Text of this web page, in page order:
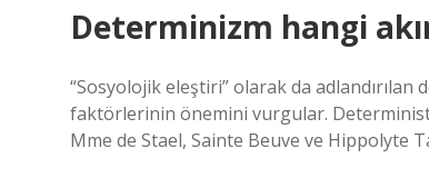
Determinizm hangi
“Sosyolojik eleştiri” olarak da
faktörlerinin önemini vurgular.
Mme de Stael, Sainte Beuve ve Hippolyte